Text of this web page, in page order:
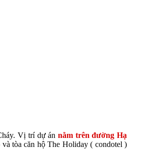
Vị trí dự án nằm trên đường Hạ
tòa căn hộ The Holiday ( condotel )